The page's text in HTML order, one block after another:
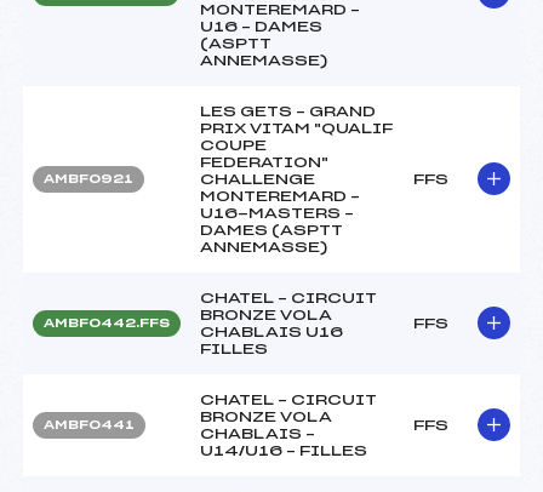
MONTEREMARD –
U16 – DAMES
(ASPTT
ANNEMASSE)
AMBF0921
LES GETS – GRAND
PRIX VITAM "QUALIF
COUPE
FEDERATION"
CHALLENGE
MONTEREMARD –
U16-MASTERS –
DAMES (ASPTT
ANNEMASSE)
FFS
AMBF0442.FFS
CHATEL – CIRCUIT
BRONZE VOLA
CHABLAIS U16
FILLES
FFS
AMBF0441
CHATEL – CIRCUIT
BRONZE VOLA
CHABLAIS –
U14/U16 – FILLES
FFS